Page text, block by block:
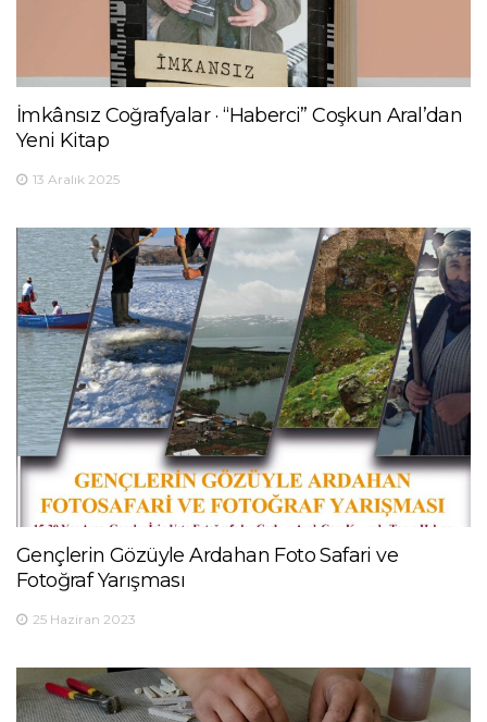
İmkânsız Coğrafyalar · “Haberci” Coşkun Aral’dan
Yeni Kitap
13 Aralık 2025
Gençlerin Gözüyle Ardahan Foto Safari ve
Fotoğraf Yarışması
25 Haziran 2023